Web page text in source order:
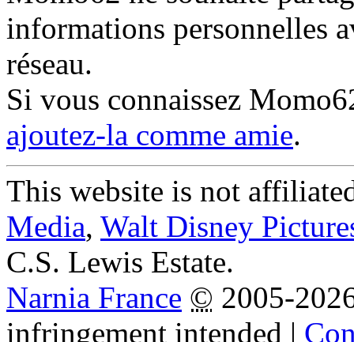
informations personnelles
réseau.
Si vous connaissez
ajoutez-la comme amie.
This website is not
Media, Walt Disney
C.S. Lewis Estate.
Narnia France © 2005-
infringement intended |